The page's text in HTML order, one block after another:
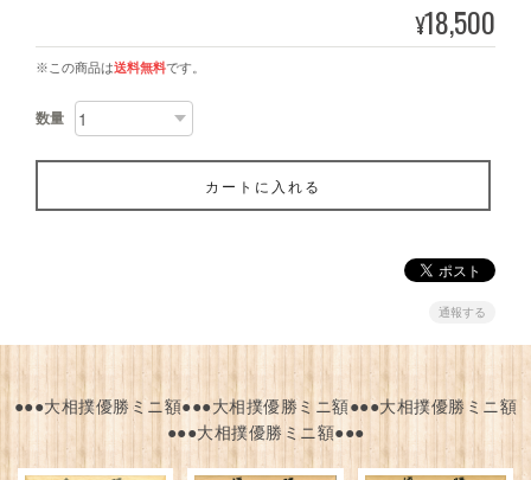
¥18,500
※この商品は送料無料です。
数量
カートに入れる
通報する
●●●大相撲優勝ミニ額●●●大相撲優勝ミニ額●●●大相撲優勝ミニ額
●●●大相撲優勝ミニ額●●●